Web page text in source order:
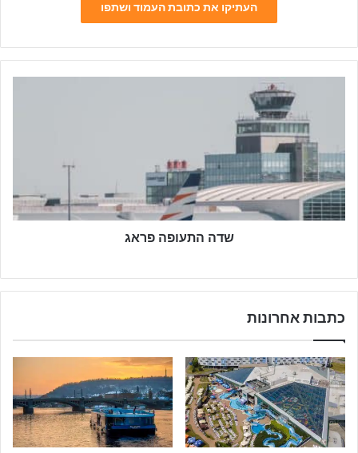
העתיקו את כתובת העמוד ושתפו
שדה התעופה פראג
כתבות אחרונות